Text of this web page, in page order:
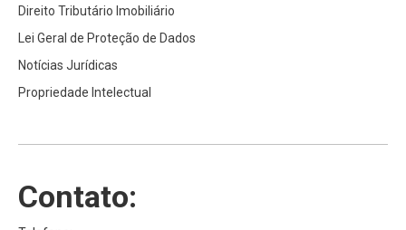
Direito Tributário Imobiliário
Lei Geral de Proteção de Dados
Notícias Jurídicas
Propriedade Intelectual
Contato: